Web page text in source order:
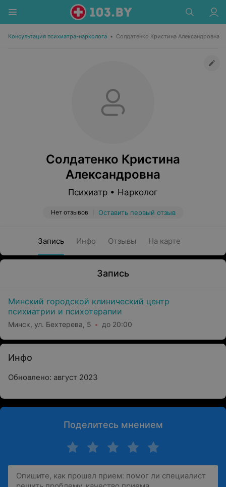
Консультация психиатра-нарколога • Солдатенко Кристина Александровна
Солдатенко Кристина
Александровна
Психиатр • Нарколог
Нет отзывов Оставить первый отзыв
Запись Инфо Отзывы На карте
Запись
Минский городской клинический центр
психиатрии и психотерапии
Минск, ул. Бехтерева, 5 до 20:00
Инфо
Обновлено: август 2023
Поделитесь мнением